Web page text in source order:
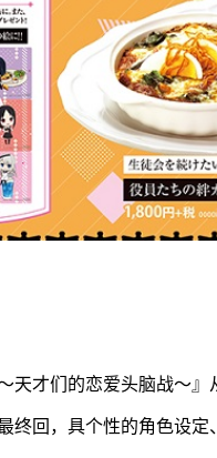
天才们的恋爱头脑战～
终回，具个性的角色设